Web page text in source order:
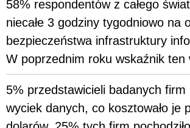
58% respondentów z całego
niecałe 3 godziny tygodniowo na
bezpieczeństwa infrastruktury
W poprzednim roku wskaźnik ten
5% przedstawicieli badanych firm
wyciek danych, co kosztowało je